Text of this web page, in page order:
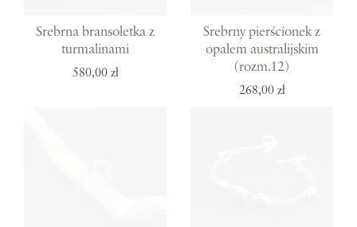
Srebrna bransoletka z
turmalinami
580,00 zł
Srebrny pierścionek z
opalem australijskim
(rozm.12)
268,00 zł